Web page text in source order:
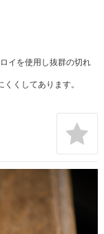
イを使用し抜群の切れ
くしてあります。